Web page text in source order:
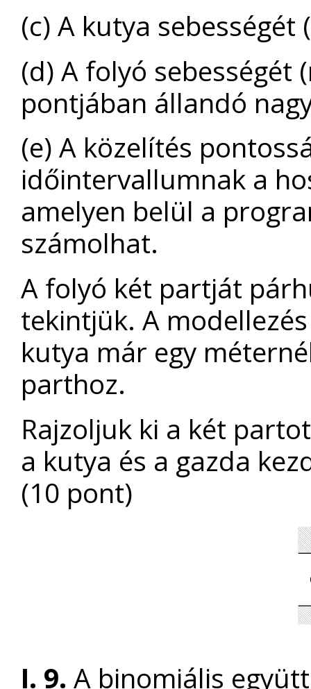
(c) A kutya
(d) A folyó sebességét
pontjában állandó
(e) A közelítés
időintervallumnak a
amelyen belül a
számolhat.
A folyó két partját
tekintjük. A
kutya már egy
parthoz.
Rajzoljuk ki a két
a kutya és a gazda
(10 pont)
I. 9. A binomiális